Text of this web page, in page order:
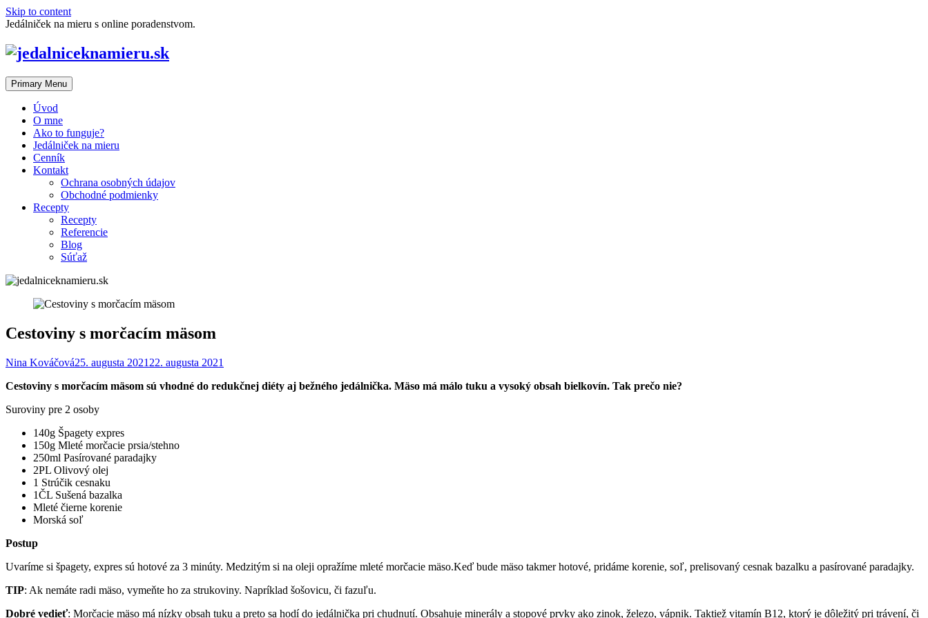
Skip to content
Jedálniček na mieru s online poradenstvom.
Primary Menu
Úvod
O mne
Ako to funguje?
Jedálniček na mieru
Cenník
Kontakt
Ochrana osobných údajov
Obchodné podmienky
Recepty
Recepty
Referencie
Blog
Súťaž
Cestoviny s morčacím mäsom
Nina Kováčová25. augusta 2021 22. augusta 2021
Cestoviny s morčacím mäsom sú vhodné do redukčnej diéty aj bežného jedálnička. Mäso má málo tuku a vysoký obsah bielkovín. Tak prečo nie?
Suroviny pre 2 osoby
140g Špagety expres
150g Mleté morčacie prsia/stehno
250ml Pasírované paradajky
2PL Olivový olej
1 Strúčik cesnaku
1ČL Sušená bazalka
Mleté čierne korenie
Morská soľ
Postup
Uvaríme si špagety, expres sú hotové za 3 minúty. Medzitým si na oleji opražíme mleté morčacie mäso.Keď bude mäso takmer hotové, pridáme korenie, soľ, prelisovaný cesnak bazalku a pasírované paradajky.
TIP: Ak nemáte radi mäso, vymeňte ho za strukoviny. Napríklad šošovicu, či fazuľu.
Dobré vedieť: Morčacie mäso má nízky obsah tuku a preto sa hodí do jedálnička pri chudnutí. Obsahuje minerály a stopové prvky ako zinok, železo, vápnik. Taktiež vitamín B12, ktorý je dôležitý pri trávení, či